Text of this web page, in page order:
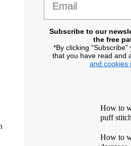
Subscribe to our
the free
*By clicking
that you have read and
and cookies
How to
puff stitch
How to